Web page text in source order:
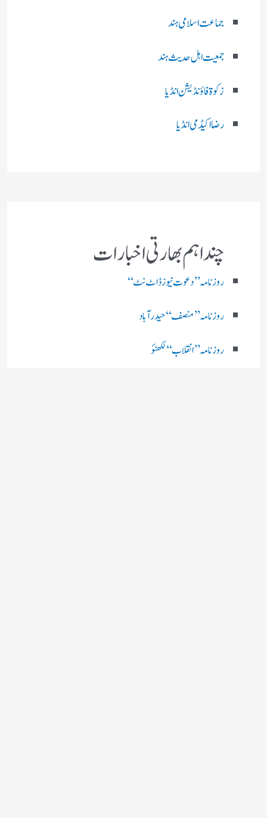
جماعت اسلامی ہند
جمعیت اہل حدیث ہند
زکوۃ فاؤنڈیشن انڈیا
رضا اکیڈمی انڈیا
چند اہم بھارتی اخبارات
روز نامہ ’’ دعوت نیوز ڈاٹ نٹ‘‘
روزنامہ ’’ منصف‘‘ حیدر آباد
روزنامہ ’’ انقلاب‘‘ لکھنؤ